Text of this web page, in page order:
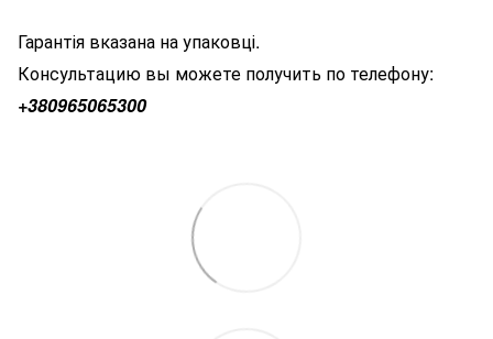
Гарантія вказана на упаковці.
Консультацию вы можете получить по телефону:
+380965065300